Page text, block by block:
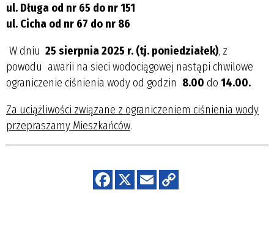
ul. Długa od nr 65 do nr 151
ul. Cicha od nr 67 do nr 86
W dniu 25 sierpnia 2025 r. (tj. poniedziałek), z
powodu awarii na sieci wodociągowej nastąpi chwilowe
ograniczenie ciśnienia wody od godzin 8.00 do 14.00.
Za uciążliwości związane z ograniczeniem ciśnienia wody
przepraszamy Mieszkańców.